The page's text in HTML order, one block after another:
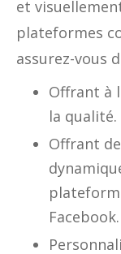
et
plateformes
assurez-vous
Offrant à
la qualité.
Offrant
Facebook.